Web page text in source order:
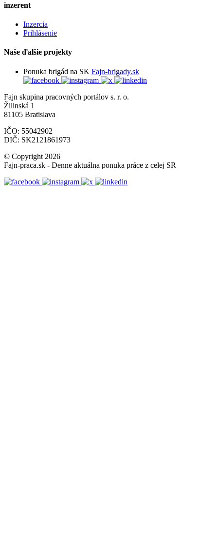
inzerent
Inzercia
Prihlásenie
Naše ďalšie projekty
Ponuka brigád na SK Fajn-brigady.sk
Fajn skupina pracovných portálov s. r. o.
Žilinská 1
81105 Bratislava
IČO: 55042902
DIČ: SK2121861973
© Copyright 2026
Fajn-praca.sk - Denne aktuálna ponuka práce z celej SR